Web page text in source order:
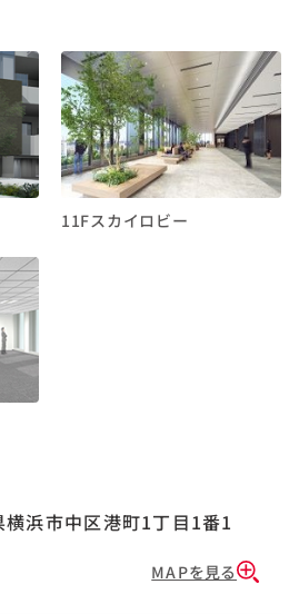
11Fスカイロビー
横浜市中区港町1丁目1番1
MAPを見る